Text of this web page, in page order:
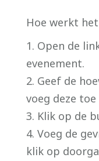
Hoe werkt
1. Open de
evenement.
2. Geef de
voeg deze
3. Klik op de
4. Voeg de
klik op